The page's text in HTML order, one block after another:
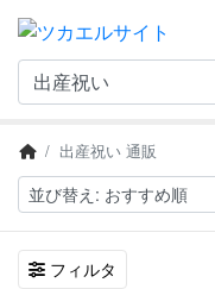
出産祝い 通販
フィルタ